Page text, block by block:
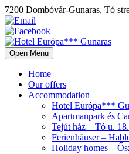
7200 Dombóvár-Gunaras, Tó
Open Menu
Home
Our offers
Accommodation
Hotel Európa***
Apartmanpark és
Tejút ház – Tó u.
Ferienhäuser –
Holiday homes –